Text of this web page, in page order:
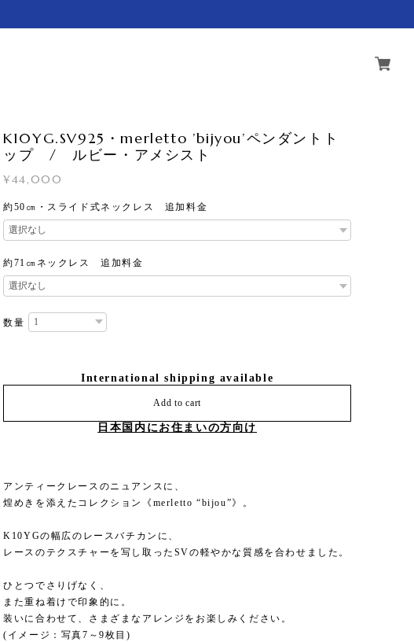
K10YG.SV925・merletto ’bijyou’ペンダントト
ップ / ルビー・アメシスト
¥44,000
約50㎝・スライド式ネックレス 追加料金
約71㎝ネックレス 追加料金
数量
International shipping available
Add to cart
日本国内にお住まいの方向け
アンティークレースのニュアンスに、
煌めきを添えたコレクション《merletto “bijou”》。
K10YGの幅広のレースバチカンに、
レースのテクスチャーを写し取ったSVの軽やかな質感を合わせました。
ひとつでさりげなく、
また重ね着けで印象的に。
装いに合わせて、さまざまなアレンジをお楽しみください。
(イメージ：写真7～9枚目)